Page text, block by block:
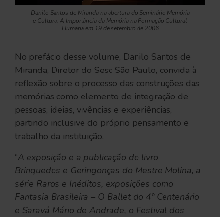
Danilo Santos de Miranda na abertura do Seminário Memória
e Cultura: A Importância da Memória na Formação Cultural
Humana em 19 de setembro de 2006
No prefácio desse volume, Danilo Santos de
Miranda, Diretor do Sesc São Paulo, convida à
reflexão sobre o processo das construções das
memórias como elemento de integração de
pessoas, ideias, vivências e experiências,
partindo inclusive do próprio pensamento e
trabalho da instituição.
“A exposição e a publicação do livro
Brinquedos e Geringonças do Mestre Molina, a
série Raros e Inéditos, exposições como
Fantasia Brasileira – O Ballet do 4º Centenário
e Saravá Mário de Andrade, o Festival dos